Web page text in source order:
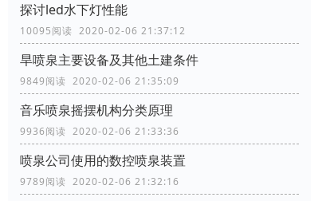
探讨led水下灯性能
10095阅读 2020-02-06 21:37:12
旱喷泉主要设备及其他土建条件
9849阅读 2020-02-06 21:35:09
音乐喷泉摇摆机构分类原理
9936阅读 2020-02-06 21:33:36
喷泉公司使用的数控喷泉装置
9789阅读 2020-02-06 21:32:16